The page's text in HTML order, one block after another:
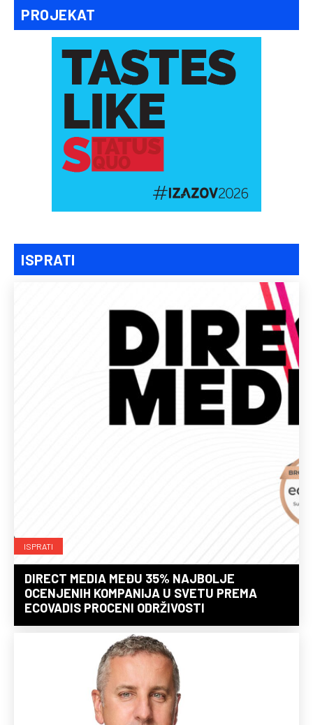
PROJEKAT
ISPRATI
ISPRATI
DIRECT MEDIA MEĐU 35% NAJBOLJE
OCENJENIH KOMPANIJA U SVETU PREMA
ECOVADIS PROCENI ODRŽIVOSTI